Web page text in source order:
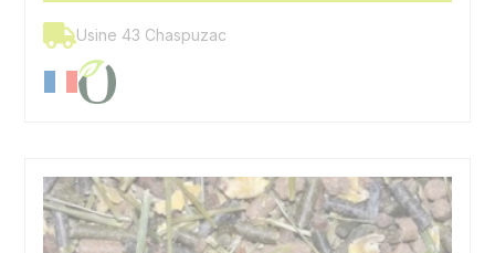
Usine 43 Chaspuzac